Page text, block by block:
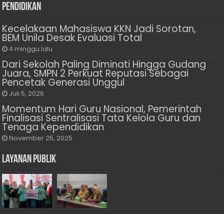
Pendidikan
Kecelakaan Mahasiswa KKN Jadi Sorotan,
BEM Unila Desak Evaluasi Total
4 minggu lalu
Dari Sekolah Paling Diminati Hingga Gudang
Juara, SMPN 2 Perkuat Reputasi Sebagai
Pencetak Generasi Unggul
Juli 5, 2026
Momentum Hari Guru Nasional, Pemerintah
Finalisasi Sentralisasi Tata Kelola Guru dan
Tenaga Kependidikan
November 25, 2025
Layanan Publik